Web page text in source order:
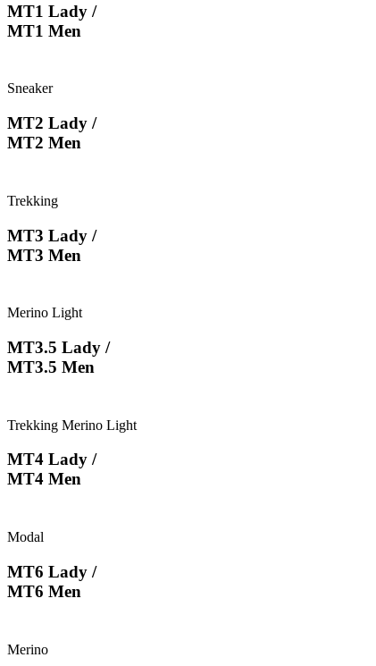
MT1 Lady /
MT1 Men
Sneaker
MT2 Lady /
MT2 Men
Trekking
MT3 Lady /
MT3 Men
Merino Light
MT3.5 Lady /
MT3.5 Men
Trekking Merino Light
MT4 Lady /
MT4 Men
Modal
MT6 Lady /
MT6 Men
Merino